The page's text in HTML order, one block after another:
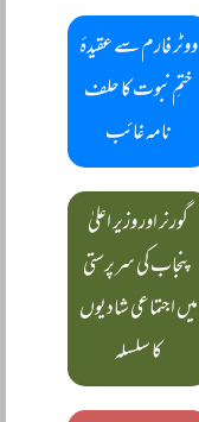
ووٹر فارم سے عقیدۂ
ختمِ نبوت کا حلف
نامہ غائب
گورنر اور وزیر اعلیٰ
پنجاب کی سرپرستی
میں اجتماعی شادیوں
کا سلسلہ